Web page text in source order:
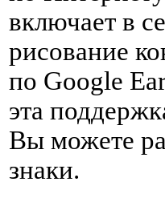
включает в
рисование
по Google
эта
Вы можете
знаки.